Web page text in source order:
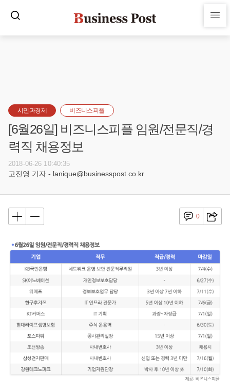
시민과경제 비즈니스피플
[6월26일] 비즈니스피플 임원/전문직/경
력직 채용정보
2018-06-26 10:40:35
고진영 기자 - lanique@businesspost.co.kr
0